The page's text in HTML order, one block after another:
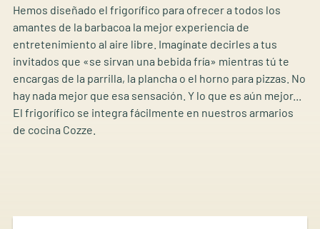
Hemos diseñado el frigorífico para ofrecer a todos los
amantes de la barbacoa la mejor experiencia de
entretenimiento al aire libre. Imagínate decirles a tus
invitados que «se sirvan una bebida fría» mientras tú te
encargas de la parrilla, la plancha o el horno para pizzas. No
hay nada mejor que esa sensación. Y lo que es aún mejor...
El frigorífico se integra fácilmente en nuestros armarios
de cocina Cozze.